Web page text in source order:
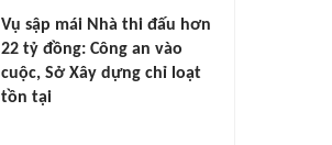
Vụ sập mái Nhà thi đấu hơn
22 tỷ đồng: Công an vào
cuộc, Sở Xây dựng chỉ loạt
tồn tại